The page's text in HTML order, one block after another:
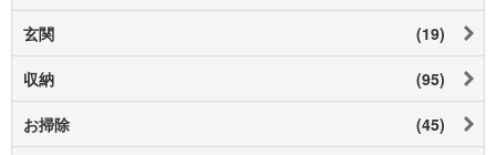
玄関 (19)
収納 (95)
お掃除 (45)